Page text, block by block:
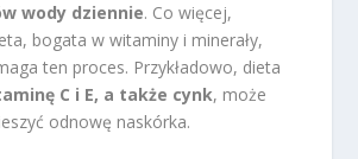
wody dziennie. Co więcej,
bogata w witaminy i minerały,
ten proces. Przykładowo, dieta
C i E, a także cynk, może
odnowę naskórka.